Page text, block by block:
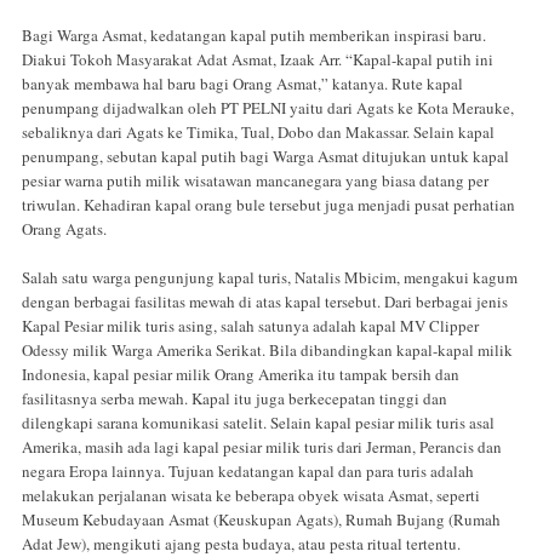
Bagi Warga Asmat, kedatangan kapal putih memberikan inspirasi baru.
Diakui Tokoh Masyarakat Adat Asmat, Izaak Arr. “Kapal-kapal putih ini
banyak membawa hal baru bagi Orang Asmat,” katanya. Rute kapal
penumpang dijadwalkan oleh PT PELNI yaitu dari Agats ke Kota Merauke,
sebaliknya dari Agats ke Timika, Tual, Dobo dan Makassar. Selain kapal
penumpang, sebutan kapal putih bagi Warga Asmat ditujukan untuk kapal
pesiar warna putih milik wisatawan mancanegara yang biasa datang per
triwulan. Kehadiran kapal orang bule tersebut juga menjadi pusat perhatian
Orang Agats.
Salah satu warga pengunjung kapal turis, Natalis Mbicim, mengakui kagum
dengan berbagai fasilitas mewah di atas kapal tersebut. Dari berbagai jenis
Kapal Pesiar milik turis asing, salah satunya adalah kapal MV Clipper
Odessy milik Warga Amerika Serikat. Bila dibandingkan kapal-kapal milik
Indonesia, kapal pesiar milik Orang Amerika itu tampak bersih dan
fasilitasnya serba mewah. Kapal itu juga berkecepatan tinggi dan
dilengkapi sarana komunikasi satelit. Selain kapal pesiar milik turis asal
Amerika, masih ada lagi kapal pesiar milik turis dari Jerman, Perancis dan
negara Eropa lainnya. Tujuan kedatangan kapal dan para turis adalah
melakukan perjalanan wisata ke beberapa obyek wisata Asmat, seperti
Museum Kebudayaan Asmat (Keuskupan Agats), Rumah Bujang (Rumah
Adat Jew), mengikuti ajang pesta budaya, atau pesta ritual tertentu.